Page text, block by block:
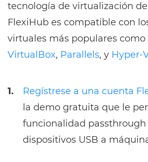
tecnología de virtualización
FlexiHub es compatible con
virtuales más populares como
VirtualBox, Parallels, y Hyper-
1. Regístrese a una cuenta
la demo gratuita que le
funcionalidad passthrough
dispositivos USB a